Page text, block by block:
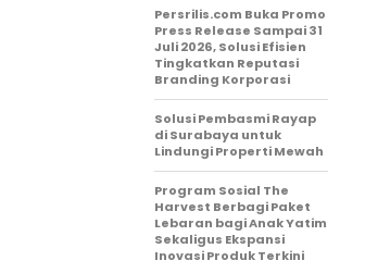
Persrilis.com Buka Promo
Press Release Sampai 31
Juli 2026, Solusi Efisien
Tingkatkan Reputasi
Branding Korporasi
Solusi Pembasmi Rayap
di Surabaya untuk
Lindungi Properti Mewah
Program Sosial The
Harvest Berbagi Paket
Lebaran bagi Anak Yatim
Sekaligus Ekspansi
Inovasi Produk Terkini